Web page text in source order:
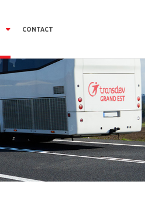
CONTACT